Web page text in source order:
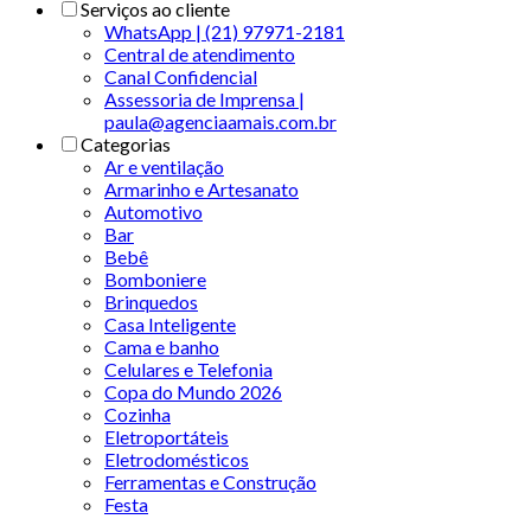
Serviços ao cliente
WhatsApp | (21) 97971-2181
Central de atendimento
Canal Confidencial
Assessoria de Imprensa |
paula@agenciaamais.com.br
Categorias
Ar e ventilação
Armarinho e Artesanato
Automotivo
Bar
Bebê
Bomboniere
Brinquedos
Casa Inteligente
Cama e banho
Celulares e Telefonia
Copa do Mundo 2026
Cozinha
Eletroportáteis
Eletrodomésticos
Ferramentas e Construção
Festa